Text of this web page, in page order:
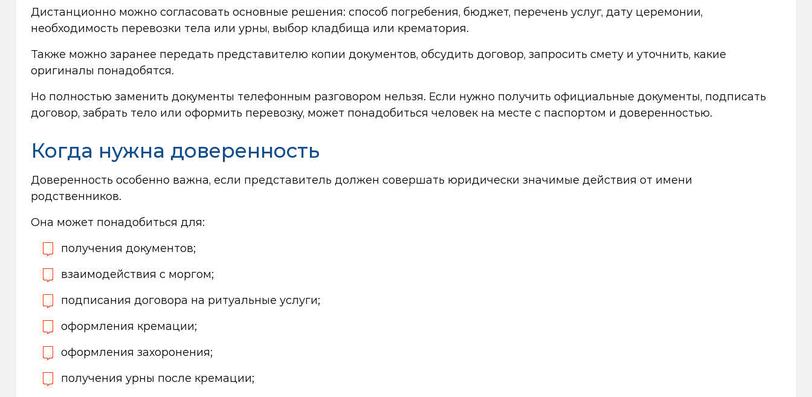
Дистанционно можно согласовать основные решения: способ погребения, бюджет, перечень услуг, дату церемонии,
необходимость перевозки тела или урны, выбор кладбища или крематория.
Также можно заранее передать представителю копии документов, обсудить договор, запросить смету и уточнить, какие
оригиналы понадобятся.
Но полностью заменить документы телефонным разговором нельзя. Если нужно получить официальные документы, подписать
договор, забрать тело или оформить перевозку, может понадобиться человек на месте с паспортом и доверенностью.
Когда нужна доверенность
Доверенность особенно важна, если представитель должен совершать юридически значимые действия от имени
родственников.
Она может понадобиться для:
получения документов;
взаимодействия с моргом;
подписания договора на ритуальные услуги;
оформления кремации;
оформления захоронения;
получения урны после кремации;